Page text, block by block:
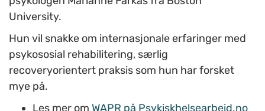
University.
Hun vil snakke om internasjonale erfaringer med
psykososial rehabilitering, særlig
recoveryorientert praksis som hun har forsket
mye på.
Les mer om WAPR på Psykiskhelsearbeid.no